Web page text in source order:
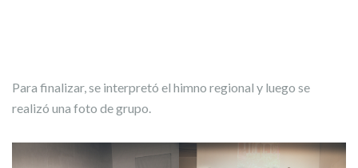
Para finalizar, se interpretó el himno regional y luego se
realizó una foto de grupo.